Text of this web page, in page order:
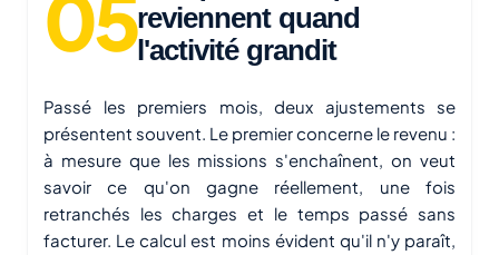
reviennent quand
l'activité grandit
Passé les premiers mois, deux ajustements se
présentent souvent. Le premier concerne le revenu :
à mesure que les missions s'enchaînent, on veut
savoir ce qu'on gagne réellement, une fois
retranchés les charges et le temps passé sans
facturer. Le calcul est moins évident qu'il n'y paraît,